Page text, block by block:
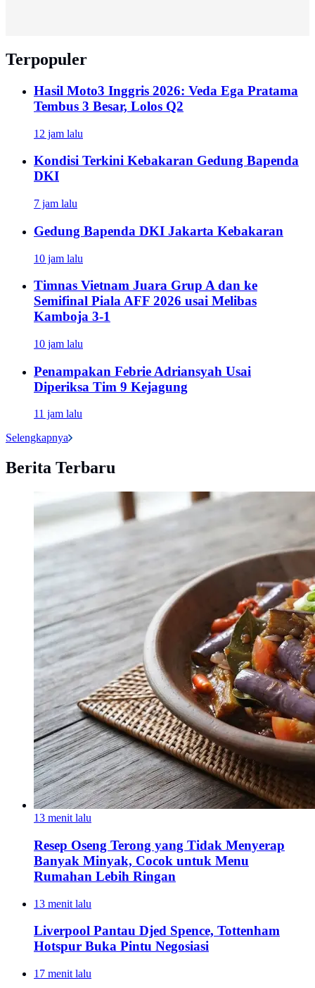
Terpopuler
Hasil Moto3 Inggris 2026: Veda Ega Pratama
Tembus 3 Besar, Lolos Q2
12 jam lalu
Kondisi Terkini Kebakaran Gedung Bapenda
DKI
7 jam lalu
Gedung Bapenda DKI Jakarta Kebakaran
10 jam lalu
Timnas Vietnam Juara Grup A dan ke
Semifinal Piala AFF 2026 usai Melibas
Kamboja 3-1
10 jam lalu
Penampakan Febrie Adriansyah Usai
Diperiksa Tim 9 Kejagung
11 jam lalu
Selengkapnya
Berita Terbaru
13 menit lalu
Resep Oseng Terong yang Tidak Menyerap
Banyak Minyak, Cocok untuk Menu
Rumahan Lebih Ringan
13 menit lalu
Liverpool Pantau Djed Spence, Tottenham
Hotspur Buka Pintu Negosiasi
17 menit lalu